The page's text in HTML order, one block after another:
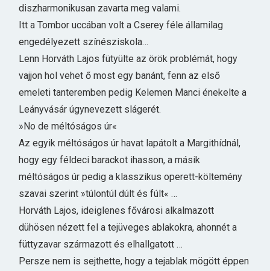
diszharmonikusan zavarta meg valami.
Itt a Tombor uccában volt a Cserey féle államilag
engedélyezett színésziskola…
Lenn Horváth Lajos fütyülte az örök problémát, hogy
vajjon hol vehet ő most egy banánt, fenn az első
emeleti tanteremben pedig Kelemen Manci énekelte a
Leányvásár úgynevezett slágerét.
»No de méltóságos úr«
Az egyik méltóságos úr havat lapátolt a Margithídnál,
hogy egy féldeci barackot ihasson, a másik
méltóságos úr pedig a klasszikus operett-költemény
szavai szerint »túlontúl dúlt és fúlt« …
Horváth Lajos, ideiglenes fővárosi alkalmazott
dühösen nézett fel a tejüveges ablakokra, ahonnét a
füttyzavar származott és elhallgatott …
Persze nem is sejthette, hogy a tejablak mögött éppen